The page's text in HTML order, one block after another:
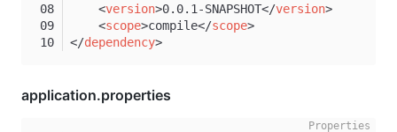
<version>0.0.1-SNAPSHOT</version>
<scope>compile</scope>
</dependency>
application.properties